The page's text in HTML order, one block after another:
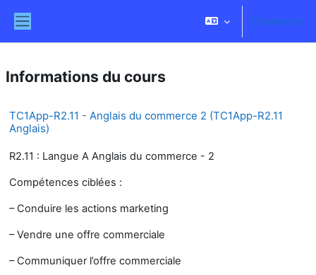
Connexion
Informations du cours
TC1App-R2.11 - Anglais du commerce 2 (TC1App-R2.11
Anglais)
R2.11 : Langue A Anglais du commerce - 2
Compétences ciblées :
– Conduire les actions marketing
– Vendre une offre commerciale
– Communiquer l’offre commerciale